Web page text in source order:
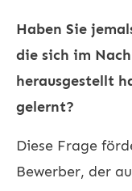
Haben Sie
die sich im
herausgestellt
gelernt?
Diese Frage
Bewerber, der